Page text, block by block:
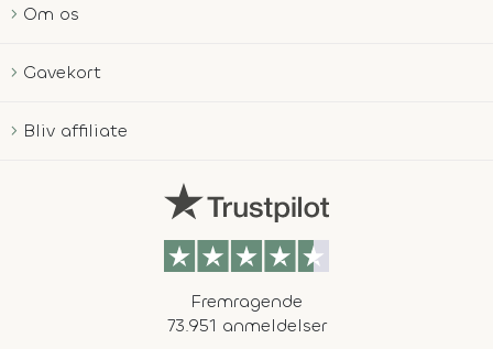
Om os
Gavekort
Bliv affiliate
Fremragende
73.951 anmeldelser